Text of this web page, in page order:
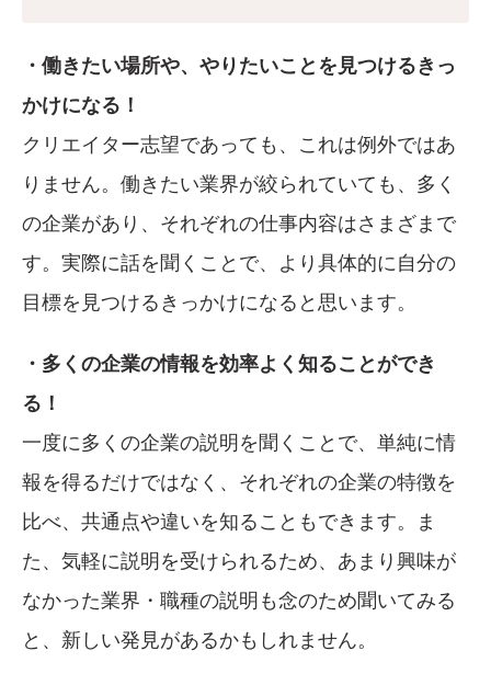
・働きたい場所や、やりたいことを見つけるきっ
かけになる！
クリエイター志望であっても、これは例外ではあ
りません。働きたい業界が絞られていても、多く
の企業があり、それぞれの仕事内容はさまざまで
す。実際に話を聞くことで、より具体的に自分の
目標を見つけるきっかけになると思います。
・多くの企業の情報を効率よく知ることができ
る！
一度に多くの企業の説明を聞くことで、単純に情
報を得るだけではなく、それぞれの企業の特徴を
比べ、共通点や違いを知ることもできます。ま
た、気軽に説明を受けられるため、あまり興味が
なかった業界・職種の説明も念のため聞いてみる
と、新しい発見があるかもしれません。